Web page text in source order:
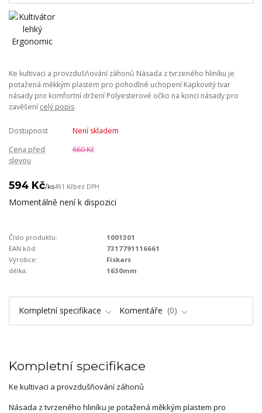
Ke kultivaci a provzdušňování záhonů Násada z tvrzeného hliníku je
potažená měkkým plastem pro pohodlné uchopení Kapkovitý tvar
násady pro komfortní držení Polyesterové očko na konci násady pro
zavěšení celý popis
Dostupnost
Není skladem
Cena před
slevou
660 Kč
594 Kč/ks491 Kčbez DPH
Momentálně není k dispozici
Číslo produktu:
1001301
EAN kód:
7317791116661
Výrobce:
Fiskars
délka:
1630mm
Kompletní specifikace Komentáře 0
Kompletní specifikace
Ke kultivaci a provzdušňování záhonů
Násada z tvrzeného hliníku je potažená měkkým plastem pro